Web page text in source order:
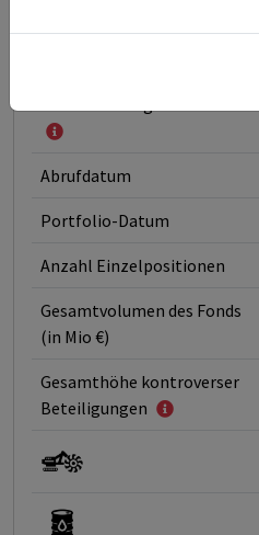
Abrufdatum
Portfolio-Datum
Anzahl Einzelpositionen
Gesamtvolumen des Fonds
(in Mio €)
Gesamthöhe kontroverser
Beteiligungen